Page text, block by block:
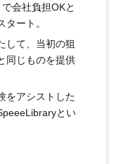
会社負担OKと
ート。
して、当初の狙
同じものを提供
をアシストした
とい